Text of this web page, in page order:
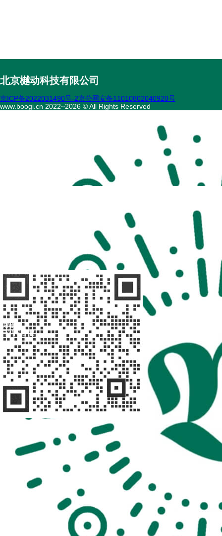
北京樾动科技有限公司
京ICP备2022031490号-2京公网安备11010802040920号
www.boogi.cn 2022~2026 © All Rights Reserved
找陪诊
扫码问客服